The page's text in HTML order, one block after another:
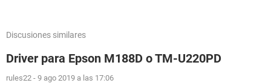
Discusiones similares
Driver para Epson M188D o TM-U220PD
rules22 - 9 ago 2019 a las 17:06